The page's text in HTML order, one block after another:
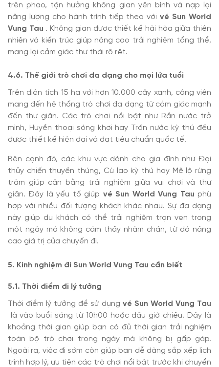
trên phao, tận hưởng không gian yên bình và nạp lại
năng lượng cho hành trình tiếp theo vớivé Sun World
Vung Tau . Không gian được thiết kế hài hòa giữa thiên
nhiên và kiến trúc giúp nâng cao trải nghiệm tổng thể,
mang lại cảm giác thư thái rõ rệt.
4.6. Thế giới trò chơi đa dạng cho mọi lứa tuổi
Trên diện tích 15 ha với hơn 10.000 cây xanh, công viên
mang đến hệ thống trò chơi đa dạng từ cảm giác mạnh
đến thư giãn. Các trò chơi nổi bật như Rắn nước trở
mình, Huyền thoại sóng khơi hay Trăn nước kỳ thú đều
được thiết kế hiện đại và đạt tiêu chuẩn quốc tế.
Bên cạnh đó, các khu vực dành cho gia đình như Đại
thủy chiến thuyền thúng, Cù lao kỳ thú hay Mê lộ rừng
tràm giúp cân bằng trải nghiệm giữa vui chơi và thư
giãn. Đây là yếu tố giúp vé Sun World Vung Tau phù
hợp với nhiều đối tượng khách khác nhau. Sự đa dạng
này giúp du khách có thể trải nghiệm trọn vẹn trong
một ngày mà không cảm thấy nhàm chán, từ đó nâng
cao giá trị của chuyến đi.
5. Kinh nghiệm đi Sun World Vung Tau cần biết
5.1. Thời điểm đi lý tưởng
Thời điểm lý tưởng để sử dụng vé Sun World Vung Tau
là vào buổi sáng từ 10h00 hoặc đầu giờ chiều. Đây là
khoảng thời gian giúp bạn có đủ thời gian trải nghiệm
toàn bộ trò chơi trong ngày mà không bị gấp gáp.
Ngoài ra, việc đi sớm còn giúp bạn dễ dàng sắp xếp lịch
trình hợp lý, ưu tiên các trò chơi nổi bật trước khi chuyển